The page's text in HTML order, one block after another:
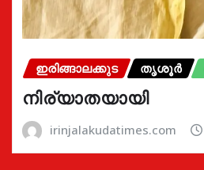
ഇരിങ്ങാലക്കുട തൃശൂർ
നിര്യാതയായി
irinjalakudatimes.com